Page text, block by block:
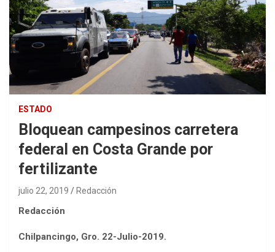
ESTADO
Bloquean campesinos carretera
federal en Costa Grande por
fertilizante
julio 22, 2019 Redacción
Redacción
Chilpancingo, Gro. 22-Julio-2019.